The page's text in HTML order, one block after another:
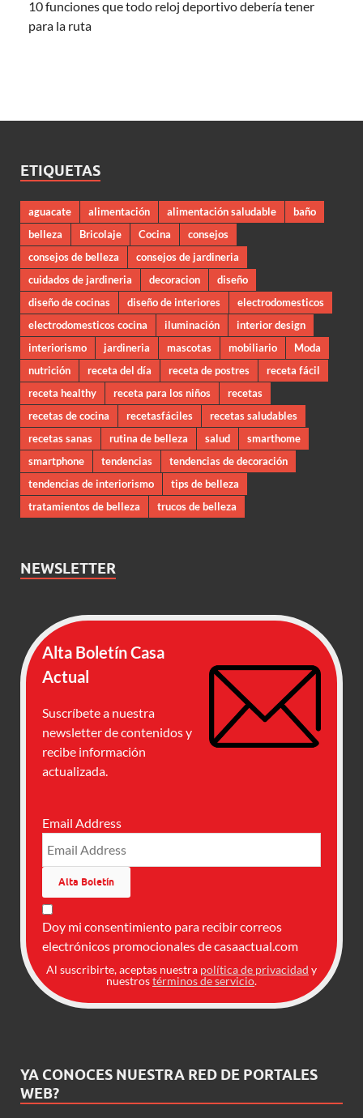
10 funciones que todo reloj deportivo debería tener
para la ruta
ETIQUETAS
aguacate alimentación alimentación saludable
baño
belleza
Bricolaje Cocina
consejos
consejos de belleza
consejos de jardineria
cuidados de jardineria
decoracion
diseño
diseño de cocinas
diseño de interiores
electrodomesticos
electrodomesticos cocina
iluminación
interior design
interiorismo
jardineria mascotas mobiliario
Moda
nutrición
receta del día receta de postres
receta fácil
receta healthy
receta para los niños
recetas
recetas de cocina
recetasfáciles
recetas saludables
recetas sanas
rutina de belleza salud
smarthome
smartphone
tendencias
tendencias de decoración
tendencias de interiorismo
tips de belleza
tratamientos de belleza
trucos de belleza
NEWSLETTER
Alta Boletín Casa
Actual
Suscríbete a nuestra
newsletter de contenidos y
recibe información
actualizada.
Email Address
Doy mi consentimiento para recibir correos
electrónicos promocionales de casaactual.com
Al suscribirte, aceptas nuestra política de privacidad y
nuestrostérminos de servicio.
YA CONOCES NUESTRA RED DE PORTALES
WEB?